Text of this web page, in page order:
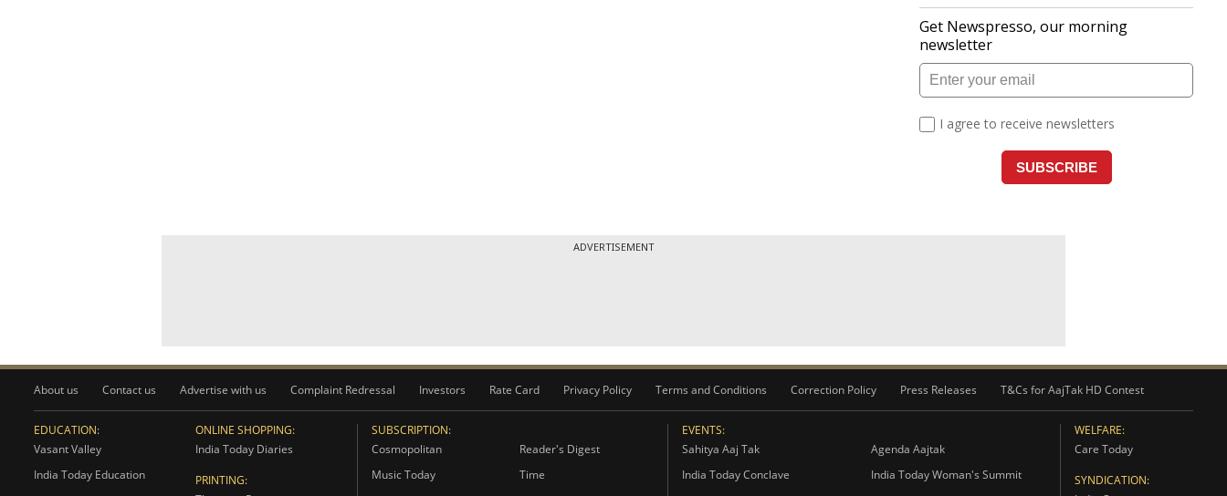
ADVERTISEMENT
About us Contact us Advertise with us Complaint Redressal Investors Rate Card Privacy Policy Terms and Conditions Correction Policy Press Releases T&Cs for AajTak HD Contest
EDUCATION:
Vasant Valley
India Today Education
ONLINE SHOPPING:
India Today Diaries
PRINTING:
SUBSCRIPTION:
Cosmopolitan
Reader's Digest
Music Today
Time
EVENTS:
Sahitya Aaj Tak
Agenda Aajtak
India Today Conclave
India Today Woman's Summit
WELFARE:
Care Today
SYNDICATION: